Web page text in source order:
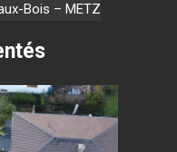
Bois – METZ